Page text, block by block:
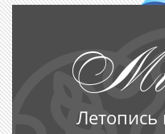
Летопись